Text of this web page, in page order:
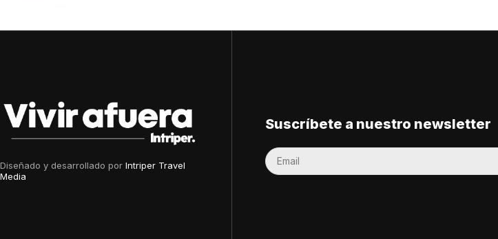
Diseñado y desarrollado por Intriper Travel
Media
Suscríbete a nuestro newsletter